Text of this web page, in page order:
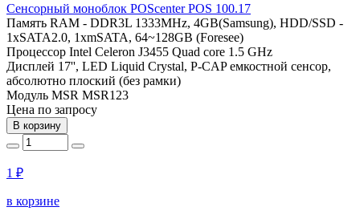
Сенсорный моноблок POScenter POS 100.17
Память RAM - DDR3L 1333MHz, 4GB(Samsung), HDD/SSD -
1xSATA2.0, 1xmSATA, 64~128GB (Foresee)
Процессор Intel Celeron J3455 Quad core 1.5 GHz
Дисплей 17'', LED Liquid Crystal, P-CAP емкостной сенсор,
абсолютно плоский (без рамки)
Модуль MSR MSR123
Цена по запросу
В корзину
1 ₽
в корзине